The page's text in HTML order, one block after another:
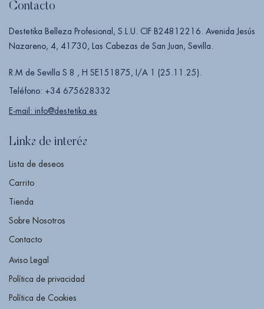
Contacto
Destetika Belleza Profesional, S.L.U. CIF B24812216. Avenida Jesús
Nazareno, 4, 41730, Las Cabezas de San Juan, Sevilla.
R.M de Sevilla S 8 , H SE151875, I/A 1 (25.11.25).
Teléfono: +34 675628332
E-mail: info@destetika.es
Links de interés
Lista de deseos
Carrito
Tienda
Sobre Nosotros
Contacto
Aviso Legal
Política de privacidad
Política de Cookies